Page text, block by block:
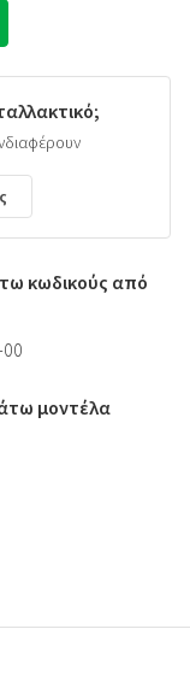
κωδικούς από
μοντέλα